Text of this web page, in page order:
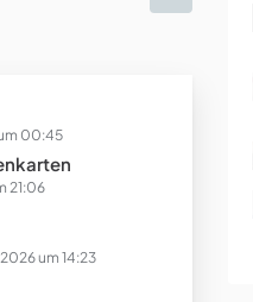
00:45
21:06
um 14:23